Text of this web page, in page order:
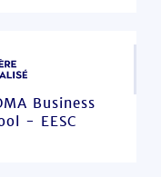
Business
- EESC